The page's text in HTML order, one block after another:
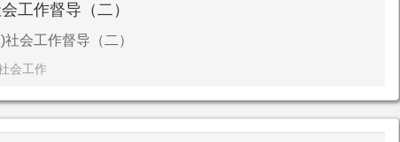
工作督导（二）
会工作督导（二）
会工作